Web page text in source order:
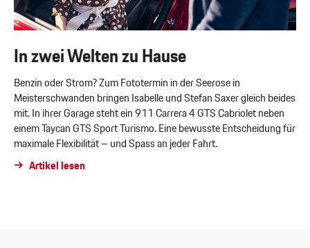
In zwei Welten zu Hause
Benzin oder Strom? Zum Fototermin in der Seerose in
Meisterschwanden bringen Isabelle und Stefan Saxer gleich beides
mit. In ihrer Garage steht ein 911 Carrera 4 GTS Cabriolet neben
einem Taycan GTS Sport Turismo. Eine bewusste Entscheidung für
maximale Flexibilität – und Spass an jeder Fahrt.
Artikel lesen